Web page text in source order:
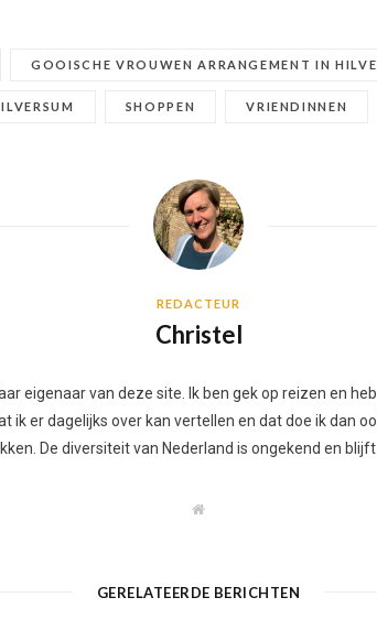
GOOISCHE VROUWEN ARRANGEMENT IN
SHOPPEN VRIENDINNEN
REDACTEUR
Christel
eigenaar van deze site. Ik ben gek op reizen en
er dagelijks over kan vertellen en dat doe ik dan
De diversiteit van Nederland is ongekend en
W
e
GERELATEERDE BERICHTEN